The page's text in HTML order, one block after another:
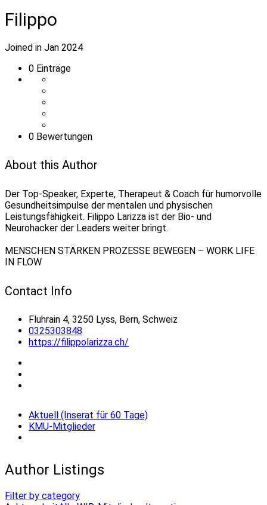
Filippo
Joined in Jan 2024
0 Einträge
0 Bewertungen
About this Author
Der Top-Speaker, Experte, Therapeut & Coach für humorvolle
Gesundheitsimpulse der mentalen und physischen
Leistungsfähigkeit. Filippo Larizza ist der Bio- und
Neurohacker der Leaders weiter bringt.
MENSCHEN STÄRKEN PROZESSE BEWEGEN – WORK LIFE
IN FLOW
Contact Info
Fluhrain 4, 3250 Lyss, Bern, Schweiz
0325303848
https://filippolarizza.ch/
Aktuell (Inserat für 60 Tage)
KMU-Mitglieder
Author Listings
Filter by category